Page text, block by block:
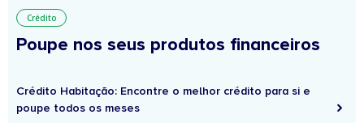
Crédito
Poupe nos seus produtos financeiros
Crédito Habitação: Encontre o melhor crédito para si e
poupe todos os meses